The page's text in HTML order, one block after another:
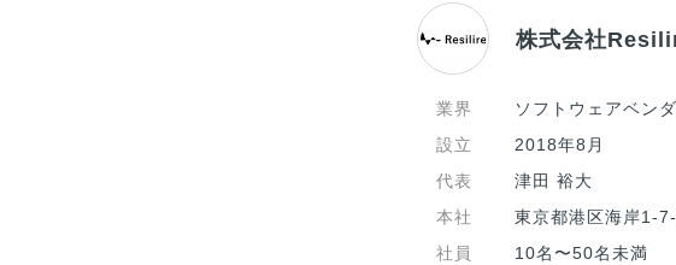
株式会社
業界
ソフトウェアベン
設立
2018年8月
代表
津田 裕大
本社
東京都港区海岸1-
社員
10名〜50名未満